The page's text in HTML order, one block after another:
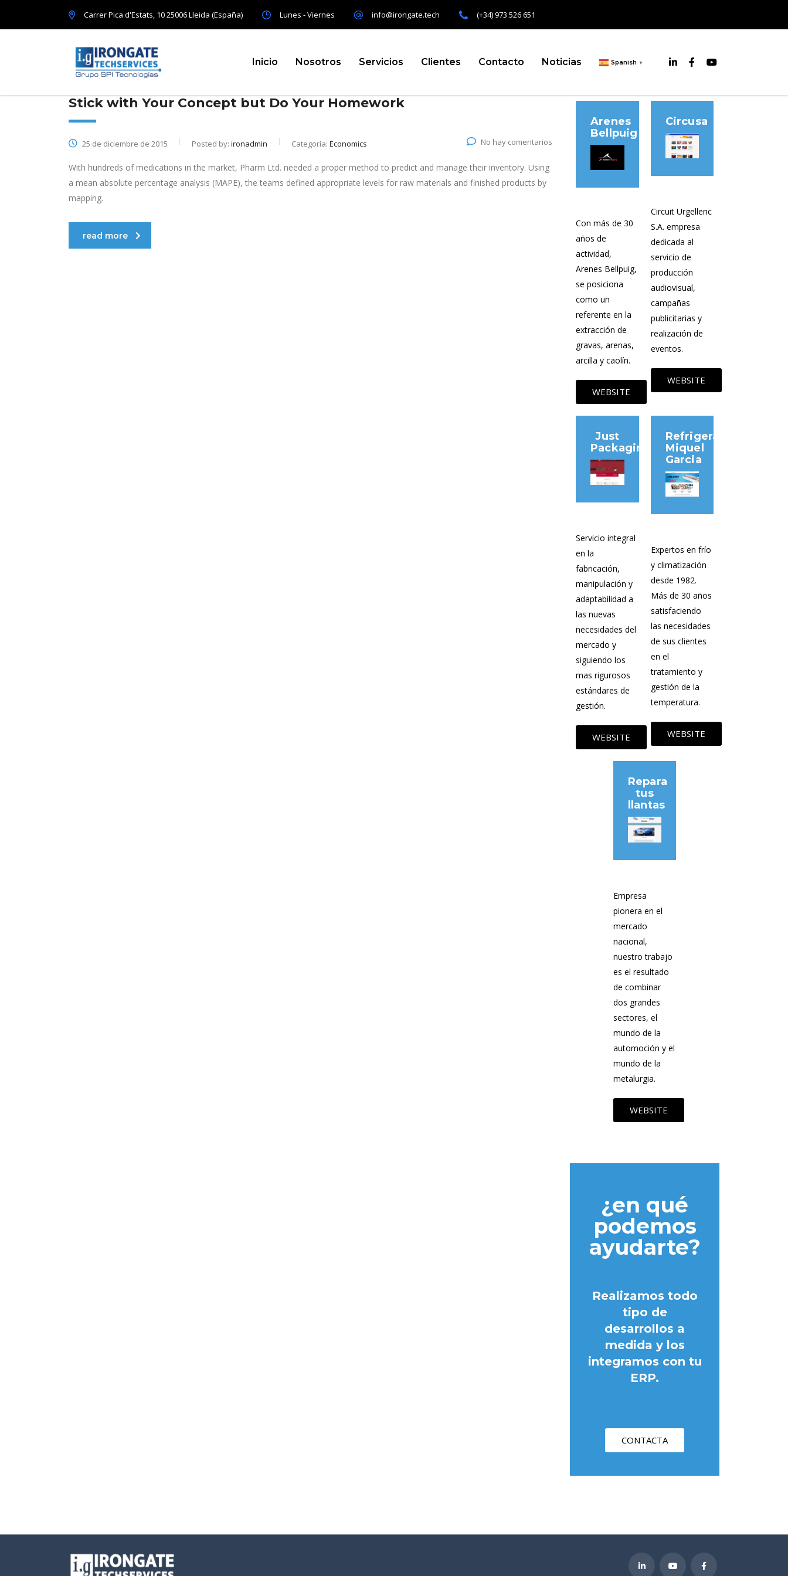
Carrer Pica d'Estats, 10 25006 Lleida (España) Lunes - Viernes info@irongate.tech (+34) 973 526 651
Inicio Nosotros Servicios Clientes Contacto Noticias Spanish ▼
Stick with Your Concept but Do Your Homework
25 de diciembre de 2015 Posted by: ironadmin Categoría: Economics No hay comentarios
With hundreds of medications in the market, Pharm Ltd. needed a proper method to predict and manage their inventory. Using
a mean absolute percentage analysis (MAPE), the teams defined appropriate levels for raw materials and finished products by
mapping.
read more
Arenes
Bellpuig
Con más de 30
años de
actividad,
Arenes Bellpuig,
se posiciona
como un
referente en la
extracción de
gravas, arenas,
arcilla y caolín.
WEBSITE
Circusa
Circuit Urgellenc
S.A. empresa
dedicada al
servicio de
producción
audiovisual,
campañas
publicitarias y
realización de
eventos.
WEBSITE
Just
Packaging
Servicio integral
en la
fabricación,
manipulación y
adaptabilidad a
las nuevas
necesidades del
mercado y
siguiendo los
mas rigurosos
estándares de
gestión.
WEBSITE
Refrigeració
Miquel
Garcia
Expertos en frío
y climatización
desde 1982.
Más de 30 años
satisfaciendo
las necesidades
de sus clientes
en el
tratamiento y
gestión de la
temperatura.
WEBSITE
Repara
tus
llantas
Empresa
pionera en el
mercado
nacional,
nuestro trabajo
es el resultado
de combinar
dos grandes
sectores, el
mundo de la
automoción y el
mundo de la
metalurgia.
WEBSITE
¿en qué
podemos
ayudarte?
Realizamos todo
tipo de
desarrollos a
medida y los
integramos con tu
ERP.
CONTACTA